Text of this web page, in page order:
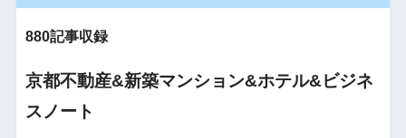
880記事収録
京都不動産&新築マンション&ホテル&ビジネ
スノート